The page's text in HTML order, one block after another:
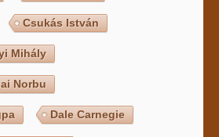
Csukás István
Mihály
Norbu
Dale Carnegie